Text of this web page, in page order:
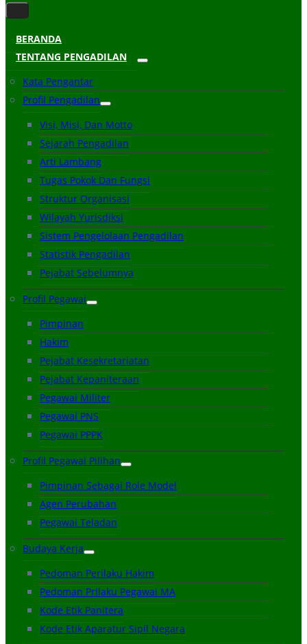
BERANDA
TENTANG PENGADILAN
Kata Pengantar
Profil Pengadilan
Visi, Misi, Dan Motto
Sejarah Pengadilan
Arti Lambang
Tugas Pokok Dan Fungsi
Struktur Organisasi
Wilayah Yurisdiksi
Sistem Pengelolaan Pengadilan
Statistik Pengadilan
Pejabat Sebelumnya
Profil Pegawai
Pimpinan
Hakim
Pejabat Kesekretariatan
Pejabat Kepaniteraan
Pegawai Militer
Pegawai PNS
Pegawai PPPK
Profil Pegawai Pilihan
Pimpinan Sebagai Role Model
Agen Perubahan
Pegawai Teladan
Budaya Kerja
Pedoman Perilaku Hakim
Pedoman Prilaku Pegawai MA
Kode Etik Panitera
Kode Etik Aparatur Sipil Negara